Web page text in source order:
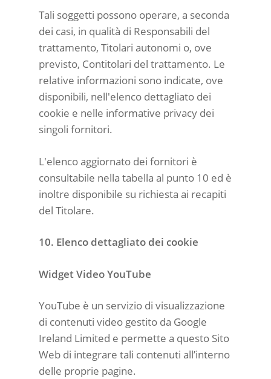
Tali soggetti possono operare, a seconda
dei casi, in qualità di Responsabili del
trattamento, Titolari autonomi o, ove
previsto, Contitolari del trattamento. Le
relative informazioni sono indicate, ove
disponibili, nell'elenco dettagliato dei
cookie e nelle informative privacy dei
singoli fornitori.
L'elenco aggiornato dei fornitori è
consultabile nella tabella al punto 10 ed è
inoltre disponibile su richiesta ai recapiti
del Titolare.
10. Elenco dettagliato dei cookie
Widget Video YouTube
YouTube è un servizio di visualizzazione
di contenuti video gestito da Google
Ireland Limited e permette a questo Sito
Web di integrare tali contenuti all’interno
delle proprie pagine.